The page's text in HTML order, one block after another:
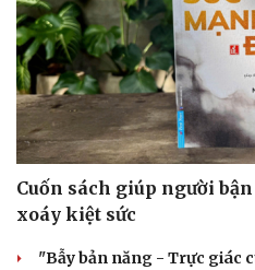
Cuốn sách giúp người
xoáy kiệt sức
"Bẫy bản năng - Trực giác